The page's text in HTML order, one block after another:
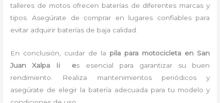
talleres de motos ofrecen baterías de diferentes marcas y
tipos. Asegúrate de comprar en lugares confiables para
evitar adquirir baterías de baja calidad.
En conclusión, cuidar de la pila para motocicleta en San
Juan Xalpa Ii es esencial para garantizar su buen
rendimiento. Realiza mantenimientos periódicos y
asegúrate de elegir la batería adecuada para tu modelo y